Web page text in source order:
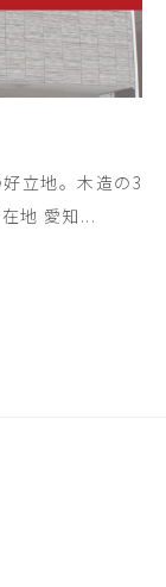
立地。木造の3
地 愛知...